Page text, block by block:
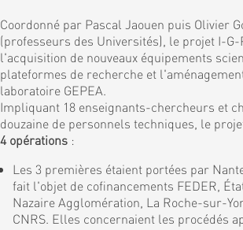
Coordonné par Pascal Jaouen puis Olivier
(professeurs des Universités), le projet I-
l'acquisition de nouveaux équipements
plateformes de recherche et
laboratoire GEPEA.
Impliquant 18 enseignants-chercheurs et
douzaine de personnels techniques, le
4 opérations :
Les 3 premières étaient portées par
fait l'objet de cofinancements FEDER,
Nazaire Agglomération, La Roche-sur-
CNRS. Elles concernaient les procédés